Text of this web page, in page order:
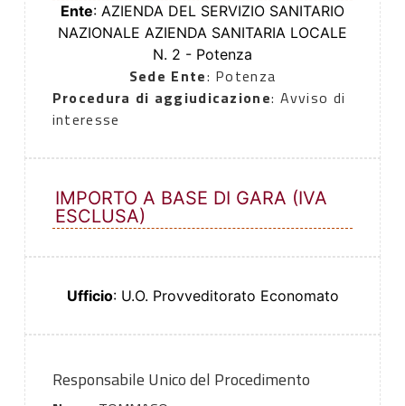
Ente: AZIENDA DEL SERVIZIO SANITARIO
NAZIONALE AZIENDA SANITARIA LOCALE
N. 2 - Potenza
Sede Ente: Potenza
Procedura di aggiudicazione: Avviso di
interesse
IMPORTO A BASE DI GARA (IVA
ESCLUSA)
Ufficio: U.O. Provveditorato Economato
Responsabile Unico del Procedimento